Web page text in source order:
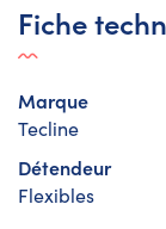
Fiche
Marque
Tecline
Détendeur
Flexibles